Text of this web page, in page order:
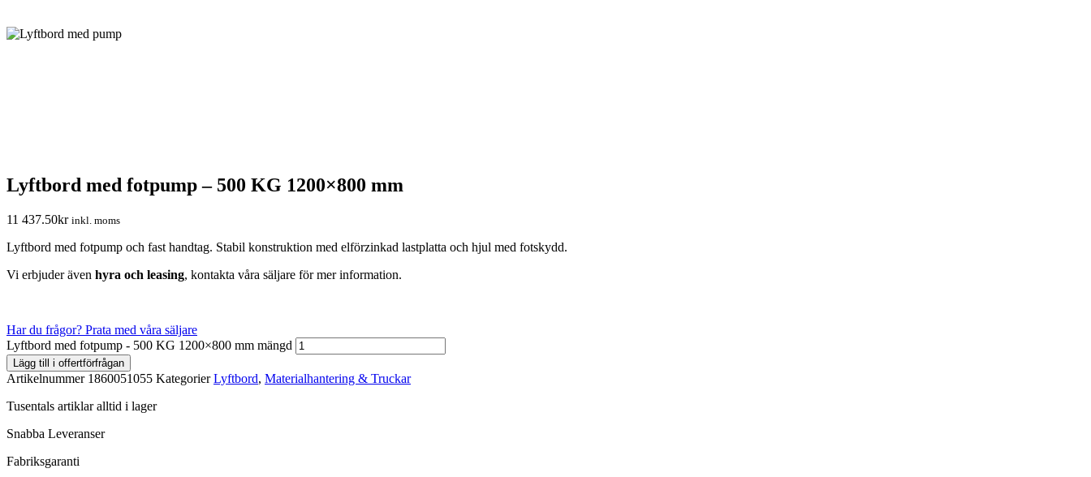
Lyftbord med fotpump – 500 KG 1200×800 mm
11 437.50kr inkl. moms
Lyftbord med fotpump och fast handtag. Stabil konstruktion med elförzinkad lastplatta och hjul med fotskydd.
Vi erbjuder även hyra och leasing, kontakta våra säljare för mer information.
Har du frågor? Prata med våra säljare
Lyftbord med fotpump - 500 KG 1200×800 mm mängd
Lägg till i offertförfrågan
Artikelnummer 1860051055 Kategorier Lyftbord, Materialhantering & Truckar
Tusentals artiklar alltid i lager
Snabba Leveranser
Fabriksgaranti